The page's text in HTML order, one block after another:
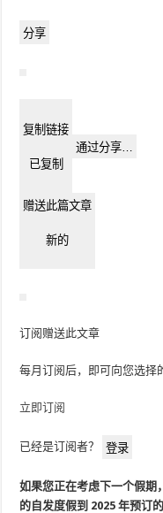
分享
复制链接
已复制
通过分享…
赠送此篇文章
新的
订阅赠送此文章
每月订阅后，即可向您选择
立即订阅
已经是订阅者？ 登录
如果您正在考虑下一个假
的自发度假到 2025 年预订